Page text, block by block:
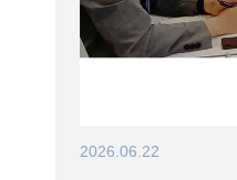
2026.06.22